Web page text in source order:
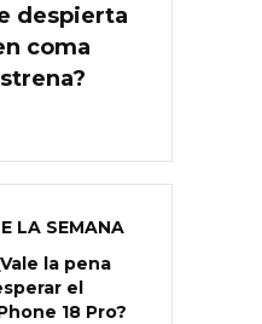
despierta
coma
LA SEMANA
la pena
el
18 Pro?